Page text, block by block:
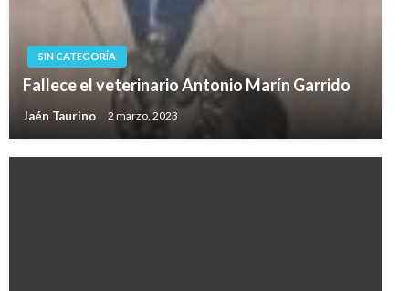
SIN CATEGORÍA
Fallece el veterinario Antonio Marín Garrido
Jaén Taurino 2 marzo, 2023